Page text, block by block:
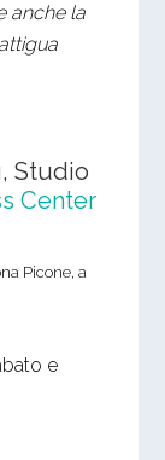
anche la
Studio
Center
Picone, a
e